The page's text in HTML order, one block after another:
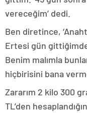
vereceğim’ dedi.
Ben diretince,
Ertesi gün
Benim malımla
hiçbirisini bana
Zararım 2 kilo 300
TL’den